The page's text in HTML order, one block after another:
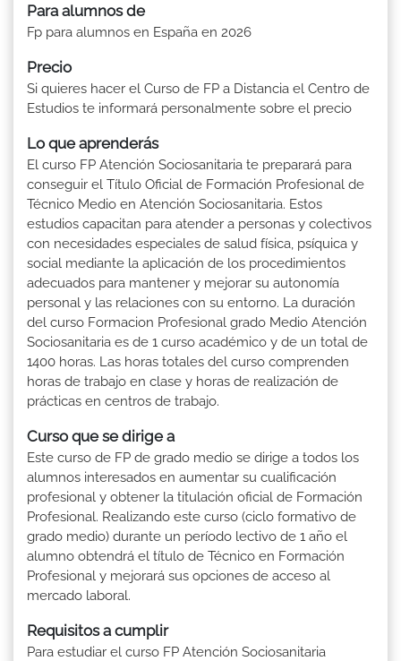
Para alumnos de
Fp para alumnos en España en 2026
Precio
Si quieres hacer el Curso de FP a Distancia el Centro de
Estudios te informará personalmente sobre el precio
Lo que aprenderás
El curso FP Atención Sociosanitaria te preparará para
conseguir el Título Oficial de Formación Profesional de
Técnico Medio en Atención Sociosanitaria. Estos
estudios capacitan para atender a personas y colectivos
con necesidades especiales de salud física, psíquica y
social mediante la aplicación de los procedimientos
adecuados para mantener y mejorar su autonomía
personal y las relaciones con su entorno. La duración
del curso Formacion Profesional grado Medio Atención
Sociosanitaria es de 1 curso académico y de un total de
1400 horas. Las horas totales del curso comprenden
horas de trabajo en clase y horas de realización de
prácticas en centros de trabajo.
Curso que se dirige a
Este curso de FP de grado medio se dirige a todos los
alumnos interesados en aumentar su cualificación
profesional y obtener la titulación oficial de Formación
Profesional. Realizando este curso (ciclo formativo de
grado medio) durante un período lectivo de 1 año el
alumno obtendrá el título de Técnico en Formación
Profesional y mejorará sus opciones de acceso al
mercado laboral.
Requisitos a cumplir
Para estudiar el curso FP Atención Sociosanitaria